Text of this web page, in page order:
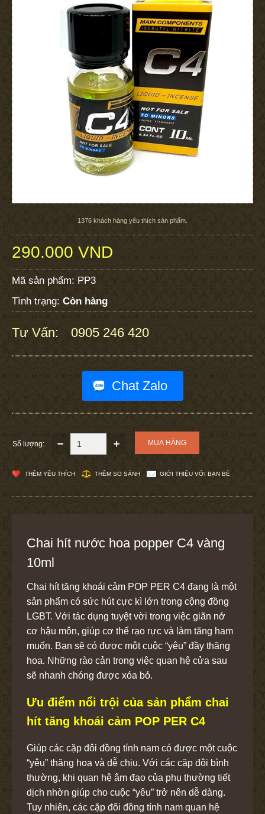
1376 khách hàng yêu thích sản phẩm.
290.000 VND
Mã sản phẩm: PP3
Tình trạng: Còn hàng
Tư Vấn: 0905 246 420
Chat Zalo
Số lượng:
THÊM YÊU THÍCH THÊM SO SÁNH GIỚI THIỆU VỚI BẠN BÈ
Chai hít nước hoa popper C4 vàng
10ml
Chai hít tăng khoái cảm POP PER C4 đang là một
sản phẩm có sức hút cực kì lớn trong cộng đồng
LGBT. Với tác dụng tuyệt vời trong việc giãn nở
cơ hậu môn, giúp cơ thể rạo rực và làm tăng ham
muốn. Bạn sẽ có được một cuộc “yêu” đầy thăng
hoa. Những rào cản trong việc quan hệ cửa sau
sẽ nhanh chóng được xóa bỏ.
Ưu điểm nổi trội của sản phẩm chai
hít tăng khoái cảm POP PER C4
Giúp các cặp đôi đồng tính nam có được một cuộc
“yêu” thăng hoa và dễ chịu. Với các cặp đôi bình
thường, khi quan hệ âm đạo của phụ thường tiết
dịch nhờn giúp cho cuộc “yêu” trở nên dễ dàng.
Tuy nhiên, các cặp đôi đồng tính nam quan hệ